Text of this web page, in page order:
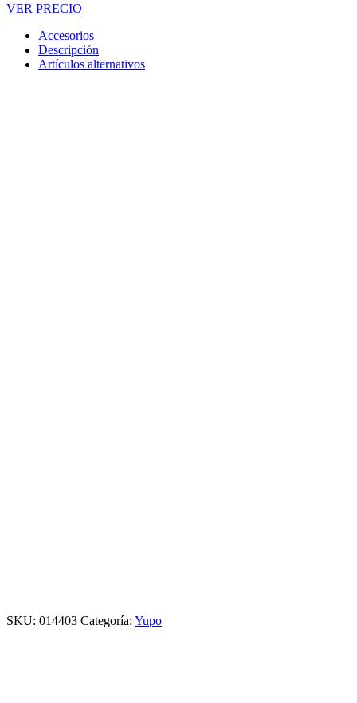
VER PRECIO
Accesorios
Descripción
Artículos alternativos
SKU: 014403 Categoría: Yupo